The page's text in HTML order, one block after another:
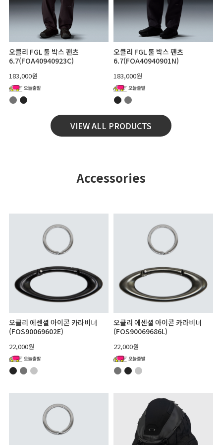
오클리 FGL 툴 박스 팬츠
6.7(FOA40940923C)
183,000원
오클리 FGL 툴 박스 팬츠
6.7(FOA40940901N)
183,000원
VIEW ALL PRODUCTS
Accessories
오클리 에센셜 아이콘 카라비너
(FOS90069602E)
22,000원
오클리 에센셜 아이콘 카라비너
(FOS90069686L)
22,000원